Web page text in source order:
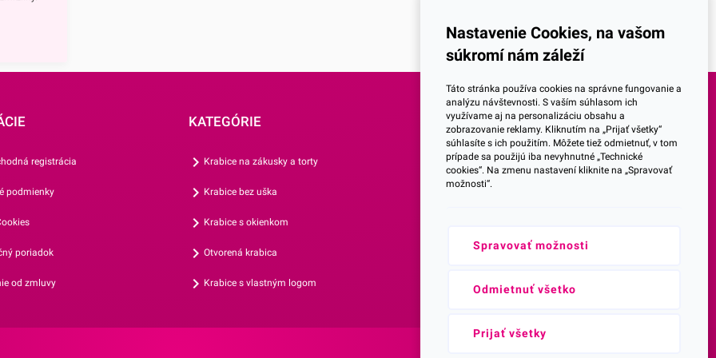
sa na
posypy z
škrob,
E174.
registrácia
podmienky
poriadok
od zmluvy
KATEGÓRIE
Krabice na zákusky a torty
Krabice bez uška
Krabice s okienkom
Otvorená krabica
Krabice s vlastným logom
SOCIALNE SIETE
Facebook
Youtube
Prihlásenie do Newsletteru
Nastavenie Cookies, na vašom
súkromí nám záleží
Táto stránka používa cookies na správne fungovanie a
analýzu návštevnosti. S vaším súhlasom ich
využívame aj na personalizáciu obsahu a
zobrazovanie reklamy. Kliknutím na „Prijať všetky“
súhlasíte s ich použitím. Môžete tiež odmietnuť, v tom
prípade sa použijú iba nevyhnutné „Technické
cookies“. Na zmenu nastavení kliknite na „Spravovať
možnosti“.
Spravovať možnosti
Odmietnuť všetko
Prijať všetky